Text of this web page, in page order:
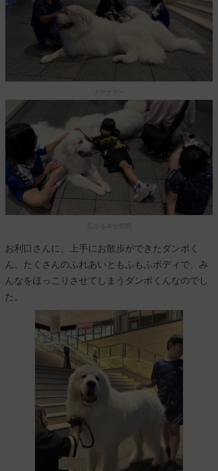
ナデナデ〜
広がる幸せ空間
お利口さんに、上手にお散歩ができたダンボく
ん。たくさんのふれあいともふもふボディで、み
んなをほっこりさせてしまうダンボくんなのでし
た。